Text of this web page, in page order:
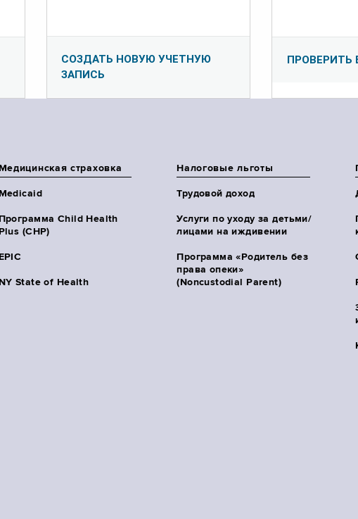
СОЗДАТЬ НОВУЮ УЧЕТНУЮ
ЗАПИСЬ
ПРОВЕРИТЬ
Медицинская страховка
Medicaid
Программа Child Health
Plus (CHP)
EPIC
NY State of Health
Налоговые льготы
Трудовой доход
Услуги по уходу за детьми/
лицами на иждивении
Программа «Родитель без
права опеки»
(Noncustodial Parent)